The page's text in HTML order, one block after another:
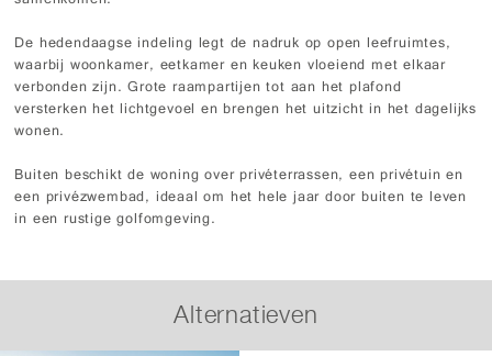
De hedendaagse indeling legt de nadruk op open leefruimtes,
waarbij woonkamer, eetkamer en keuken vloeiend met elkaar
verbonden zijn. Grote raampartijen tot aan het plafond
versterken het lichtgevoel en brengen het uitzicht in het dagelijks
wonen.
Buiten beschikt de woning over privéterrassen, een privétuin en
een privézwembad, ideaal om het hele jaar door buiten te leven
in een rustige golfomgeving.
Alternatieven